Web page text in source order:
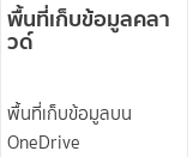
พื้นที่เก็บข้อมูลคลา
วด์
พื้นที่เก็บข้อมูลบน
OneDrive